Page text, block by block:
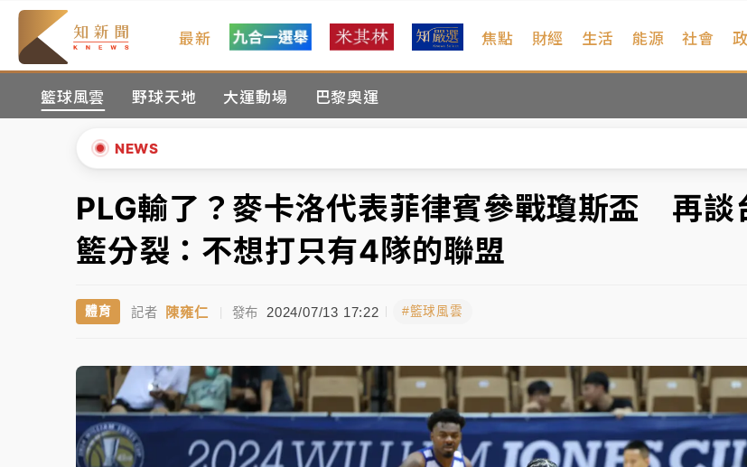
最新 焦點 財經 生活 能源 社會
籃球風雲 野球天地 大運動場 巴黎奧運
NEWS
暑假過三周才推「E宿新北打卡趣」！抽獎程序複雜 觀旅局回應了
中信慈善基金會想增加董事人數！辜仲諒向法院聲請遭駁 理由曝光
故宮《龍藏經》特展第2檔！今線上預約開賣一度塞車 周六起展出延長至晚上7時
台東農業處長涉圖利渡假村！東檢抗告成功 今重開羈押庭
女律師陳昱瑄詐慈濟10億！黃金158kg遭查扣畫面曝光
中信慈善基金會想增加董事人數！辜仲諒向法院聲請遭駁 理由曝光
故宮《龍藏經》特展第2檔！今線上預約開賣一度塞車 周六起展出延長至晚上7時
▲
▼
PLG輸了？麥卡洛代表菲律賓參戰瓊斯盃 再談
籃分裂：不想打只有4隊的聯盟
體育 記者 陳雍仁 | 發布 2024/07/13 17:22 #籃球風雲